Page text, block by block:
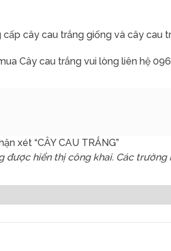
cấp cây cau trắng giống và cây cau
Cây cau trắng vui lòng liên hệ
xét “CÂY CAU TRẮNG”
được hiển thị công khai. Các trường